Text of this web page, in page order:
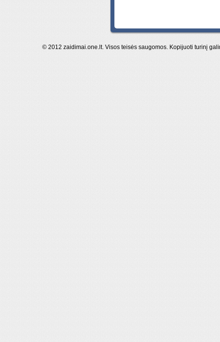
© 2012 zaidimai.one.lt. Visos teisės saugomos. Kopijuoti turinį